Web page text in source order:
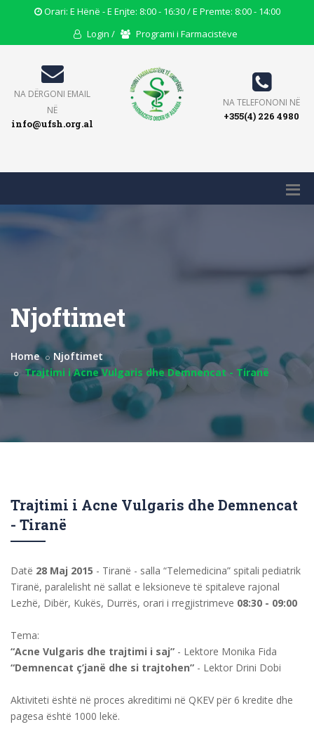
Opening
Orari: E Hënë - E Enjte: 8:00 - 16:30 / E Premte: 8:00 - 14:00
User
Login /
Users
Programi i Farmacistëve
Email
NA DËRGONI EMAIL
NË
info@ufsh.org.al
Phone
Icon
NA TELEFONONI NË
+355(4) 226 4980
Njoftimet
Home
Njoftimet
Trajtimi i Acne Vulgaris dhe Demnencat - Tiranë
Trajtimi i Acne Vulgaris dhe Demnencat
- Tiranë
Datë 28 Maj 2015 - Tiranë - salla “Telemedicina” spitali pediatrik
Tiranë, paralelisht në sallat e leksioneve të spitaleve rajonal
Lezhë, Dibër, Kukës, Durrës, orari i rregjistrimeve 08:30 - 09:00
Tema:
“Acne Vulgaris dhe trajtimi i saj” - Lektore Monika Fida
“Demnencat ç’janë dhe si trajtohen” - Lektor Drini Dobi
Aktiviteti është në proces akreditimi në QKEV për 6 kredite dhe
pagesa është 1000 lekë.